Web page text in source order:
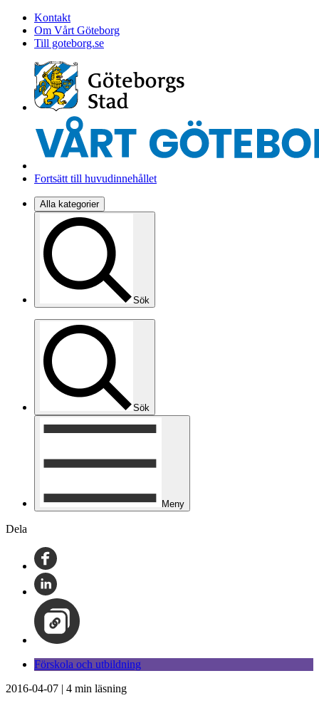
Kontakt
Om Vårt Göteborg
Till goteborg.se
Fortsätt till huvudinnehållet
Alla kategorier
Sök
Sök
Meny
Dela
Förskola och utbildning
2016-04-07 | 4 min läsning